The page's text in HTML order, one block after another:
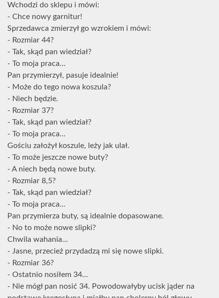
Wchodzi do sklepu i mówi:
- Chce nowy garnitur!
Sprzedawca zmierzył go wzrokiem i mówi:
- Rozmiar 44?
- Tak, skąd pan wiedział?
- To moja praca...
Pan przymierzył, pasuje idealnie!
- Może do tego nowa koszula?
- Niech będzie.
- Rozmiar 37?
- Tak, skąd pan wiedział?
- To moja praca...
Gościu założył koszule, leży jak ulał.
- To może jeszcze nowe buty?
- A niech będą nowe buty.
- Rozmiar 8,5?
- Tak, skąd pan wiedział?
- To moja praca...
Pan przymierza buty, są idealnie dopasowane.
- No to może nowe slipki?
Chwila wahania...
- Jasne, przecież przydadzą mi się nowe slipki.
- Rozmiar 36?
- Ostatnio nosiłem 34...
- Nie mógł pan nosić 34. Powodowałyby ucisk jąder na